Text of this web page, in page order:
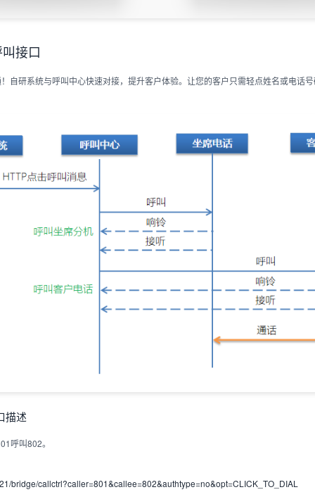
接口
自研系统与呼叫中心快速对接，提升客户体验。让您的客户只需轻点姓名或电话
描述
呼叫802。
bridge/callctrl?caller=801&callee=802&authtype=no&opt=CLICK_TO_DIAL